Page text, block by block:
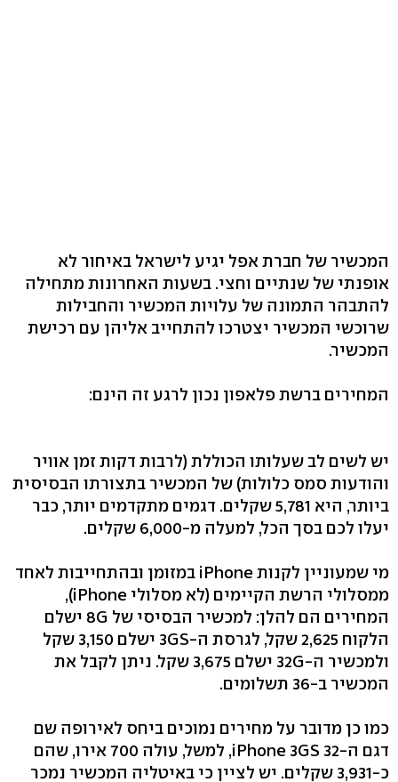
המכשיר של חברת אפל יגיע לישראל באיחור לא
אופנתי של שנתיים וחצי. בשעות האחרונות מתחילה
להתבהר התמונה של עלויות המכשיר והחבילות
שרוכשי המכשיר יצטרכו להתחייב אליהן עם רכישת
המכשיר.
המחירים ברשת פלאפון נכון לרגע זה הינם:
יש לשים לב שעלותו הכוללת (לרבות דקות זמן אוויר
והודעות סמס כלולות) של המכשיר בתצורתו הבסיסית
ביותר, היא 5,781 שקלים. דגמים מתקדמים יותר, כבר
יעלו לכם בסך הכל, למעלה מ-6,000 שקלים.
מי שמעוניין לקנות iPhone במזומן ובהתחייבות לאחד
ממסלולי הרשת הקיימים (לא מסלולי iPhone),
המחירים הם להלן: למכשיר הבסיסי של 8G ישלם
הלקוח 2,625 שקל, לגרסת ה-3GS ישלם 3,150 שקל
ולמכשיר ה-32G ישלם 3,675 שקל. ניתן לקבל את
המכשיר ב-36 תשלומים.
כמו כן מדובר על מחירים נמוכים ביחס לאירופה שם
דגם ה-iPhone 3GS 32, למשל, עולה 700 אירו, שהם
כ-3,931 שקלים. יש לציין כי באיטליה המכשיר נמכר